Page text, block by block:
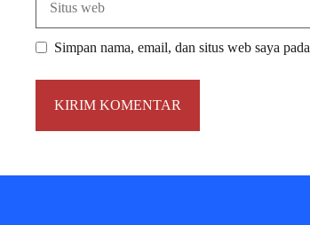
Simpan nama, email, dan situs web saya